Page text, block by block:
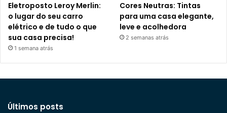
Eletroposto Leroy Merlin:
o lugar do seu carro
elétrico e de tudo o que
sua casa precisa!
1 semana atrás
Cores Neutras: Tintas
para uma casa elegante,
leve e acolhedora
2 semanas atrás
Últimos posts